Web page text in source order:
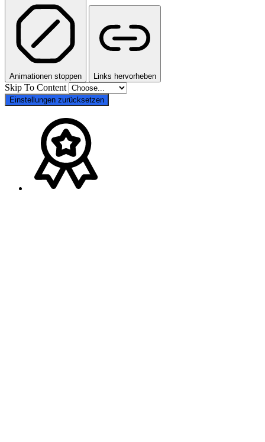
Animationen stoppen Links hervorheben
Skip To Content
Einstellungen zurücksetzen